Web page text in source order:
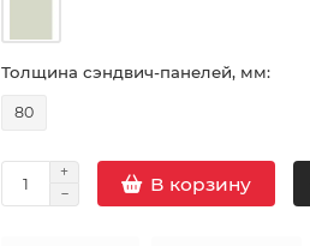
Толщина сэндвич-панелей, мм:
80
В корзину